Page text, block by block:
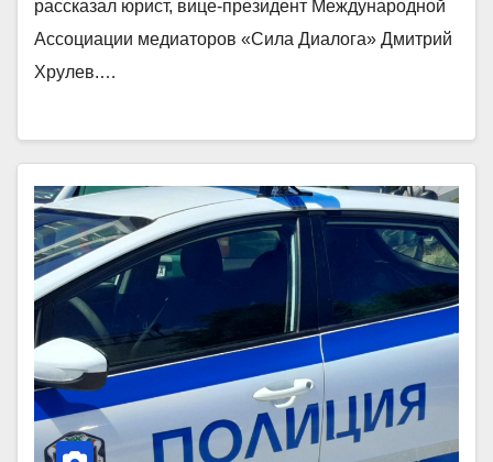
рассказал юрист, вице-президент Международной
Ассоциации медиаторов «Сила Диалога» Дмитрий
Хрулев.…